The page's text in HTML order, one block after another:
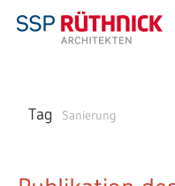
Tag Sanierung